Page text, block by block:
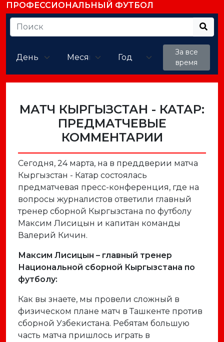
ПРОФЕССИОНАЛЬНЫЙ ФУТБОЛ
За все
время
МАТЧ КЫРГЫЗСТАН - КАТАР:
ПРЕДМАТЧЕВЫЕ
КОММЕНТАРИИ
Сегодня, 24 марта, на в преддверии матча
Кыргызстан - Катар состоялась
предматчевая пресс-конференция, где на
вопросы журналистов ответили главный
тренер сборной Кыргызстана по футболу
Максим Лисицын и капитан команды
Валерий Кичин.
Максим Лисицын – главный тренер
Национальной сборной Кыргызстана по
футболу:
Как вы знаете, мы провели сложный в
физическом плане матч в Ташкенте против
сборной Узбекистана. Ребятам большую
часть матча пришлось играть в